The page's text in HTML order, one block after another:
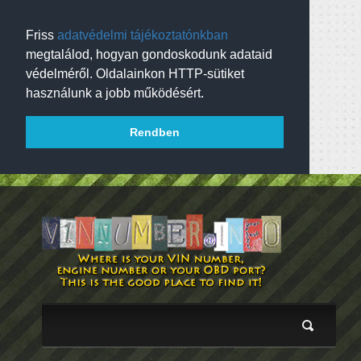
Friss adatvédelmi tájékoztatónkban
megtalálod, hogyan gondoskodunk adataid
védelméről. Oldalainkon HTTP-sütiket
használunk a jobb működésért.
Rendben